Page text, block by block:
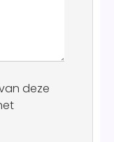
deze